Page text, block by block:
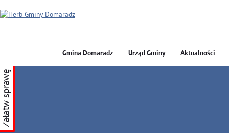
GMINA DOMARADZ
Gmina Domaradz Urząd Gminy Aktualności
Załatw sprawę